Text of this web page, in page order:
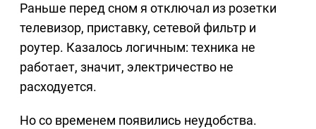
Раньше перед сном я отключал из розетки
телевизор, приставку, сетевой фильтр и
роутер. Казалось логичным: техника не
работает, значит, электричество не
расходуется.
Но со временем появились неудобства.